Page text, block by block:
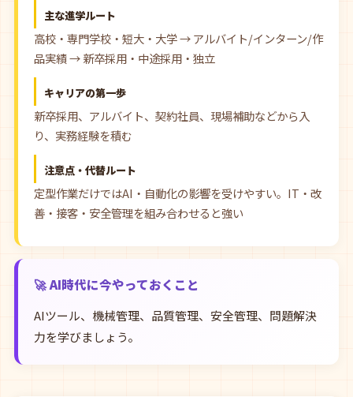
主な進学ルート
高校・専門学校・短大・大学 → アルバイト/インターン/作
品実績 → 新卒採用・中途採用・独立
キャリアの第一歩
新卒採用、アルバイト、契約社員、現場補助などから入
り、実務経験を積む
注意点・代替ルート
定型作業だけではAI・自動化の影響を受けやすい。IT・改
善・接客・安全管理を組み合わせると強い
🚀 AI時代に今やっておくこと
AIツール、機械管理、品質管理、安全管理、問題解決
力を学びましょう。